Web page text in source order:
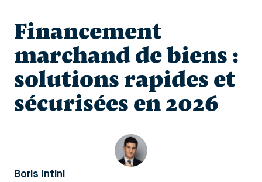
Financement
marchand de biens :
solutions rapides et
sécurisées en 2026
Boris Intini